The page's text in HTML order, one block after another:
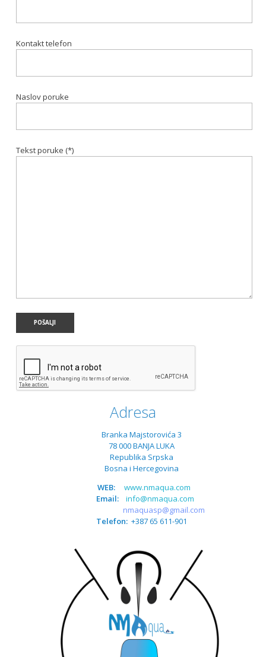
Kontakt telefon
Naslov poruke
Tekst poruke (*)
Adresa
Branka Majstorovića 3
78 000 BANJA LUKA
Republika Srpska
Bosna i Hercegovina
WEB:
www.nmaqua.com
Email:
info@nmaqua.com
nmaquasp@gmail.com
Telefon: +387 65 611-901